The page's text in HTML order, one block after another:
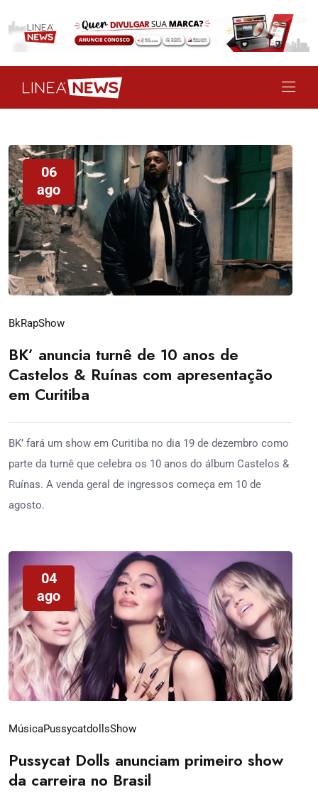
06
ago
BkRapShow
BK’ anuncia turnê de 10 anos de
Castelos & Ruínas com apresentação
em Curitiba
BK’ fará um show em Curitiba no dia 19 de dezembro como
parte da turnê que celebra os 10 anos do álbum Castelos &
Ruínas. A venda geral de ingressos começa em 10 de
agosto.
04
ago
MúsicaPussycatdollsShow
Pussycat Dolls anunciam primeiro show
da carreira no Brasil